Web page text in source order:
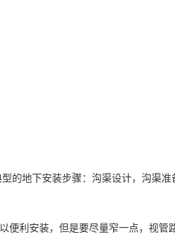
的地下安装步骤：沟渠设计，沟渠准
便利安装，但是要尽量窄一点，视管